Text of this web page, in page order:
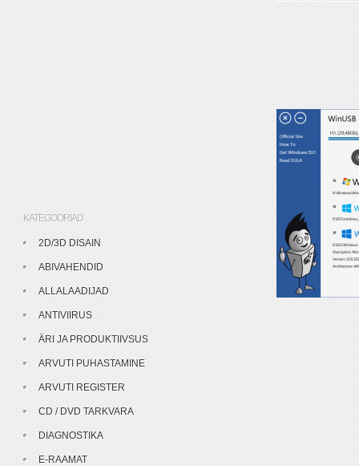
KATEGOORIAD
2D/3D DISAIN
ABIVAHENDID
ALLALAADIJAD
ANTIVIIRUS
ÄRI JA PRODUKTIIVSUS
ARVUTI PUHASTAMINE
ARVUTI REGISTER
CD / DVD TARKVARA
DIAGNOSTIKA
E-RAAMAT